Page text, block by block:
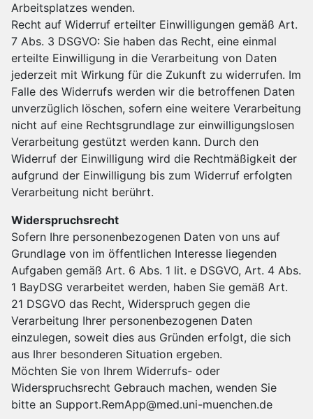
Arbeitsplatzes wenden.
Recht auf Widerruf erteilter Einwilligungen gemäß Art.
7 Abs. 3 DSGVO: Sie haben das Recht, eine einmal
erteilte Einwilligung in die Verarbeitung von Daten
jederzeit mit Wirkung für die Zukunft zu widerrufen. Im
Falle des Widerrufs werden wir die betroffenen Daten
unverzüglich löschen, sofern eine weitere Verarbeitung
nicht auf eine Rechtsgrundlage zur einwilligungslosen
Verarbeitung gestützt werden kann. Durch den
Widerruf der Einwilligung wird die Rechtmäßigkeit der
aufgrund der Einwilligung bis zum Widerruf erfolgten
Verarbeitung nicht berührt.
Widerspruchsrecht
Sofern Ihre personenbezogenen Daten von uns auf
Grundlage von im öffentlichen Interesse liegenden
Aufgaben gemäß Art. 6 Abs. 1 lit. e DSGVO, Art. 4 Abs.
1 BayDSG verarbeitet werden, haben Sie gemäß Art.
21 DSGVO das Recht, Widerspruch gegen die
Verarbeitung Ihrer personenbezogenen Daten
einzulegen, soweit dies aus Gründen erfolgt, die sich
aus Ihrer besonderen Situation ergeben.
Möchten Sie von Ihrem Widerrufs- oder
Widerspruchsrecht Gebrauch machen, wenden Sie
bitte an Support.RemApp@med.uni-muenchen.de